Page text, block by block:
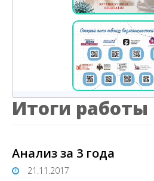
Итоги работы
Анализ за 3 года
21.11.2017